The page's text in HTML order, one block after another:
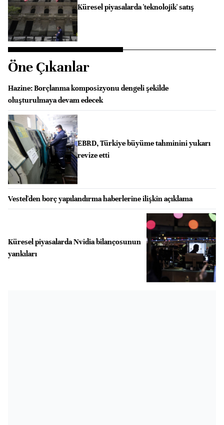
Küresel piyasalarda 'teknolojik' satış
Öne Çıkanlar
Hazine: Borçlanma komposizyonu dengeli şekilde
oluşturulmaya devam edecek
EBRD, Türkiye büyüme tahminini yukarı
revize etti
Vestel'den borç yapılandırma haberlerine ilişkin açıklama
Küresel piyasalarda Nvidia bilançosunun
yankıları